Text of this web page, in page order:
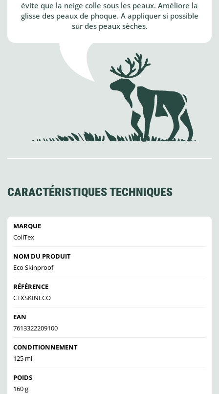
évite que la neige colle sous les peaux. Améliore la
glisse des peaux de phoque. A appliquer si possible
sur des peaux sèches.
CARACTÉRISTIQUES TECHNIQUES
MARQUE
CollTex
NOM DU PRODUIT
Eco Skinproof
RÉFÉRENCE
CTXSKINECO
EAN
7613322209100
CONDITIONNEMENT
125 ml
POIDS
160 g